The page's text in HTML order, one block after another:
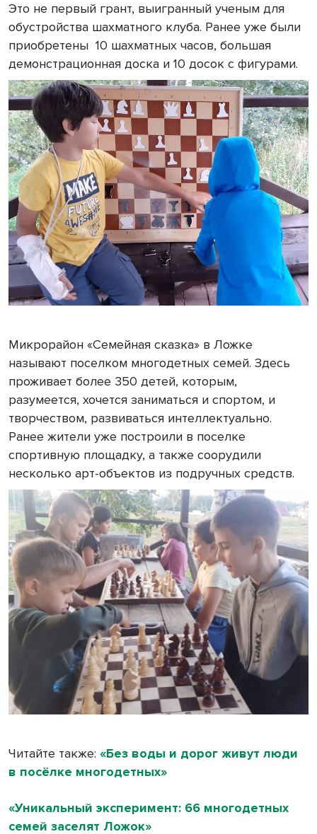
Это не первый грант, выигранный ученым для
обустройства шахматного клуба. Ранее уже были
приобретены 10 шахматных часов, большая
демонстрационная доска и 10 досок с фигурами.
Микрорайон «Семейная сказка» в Ложке
называют поселком многодетных семей. Здесь
проживает более 350 детей, которым,
разумеется, хочется заниматься и спортом, и
творчеством, развиваться интеллектуально.
Ранее жители уже построили в поселке
спортивную площадку, а также соорудили
несколько арт-объектов из подручных средств.
Читайте также: «Без воды и дорог живут люди
в посёлке многодетных»
«Уникальный эксперимент: 66 многодетных
семей заселят Ложок»